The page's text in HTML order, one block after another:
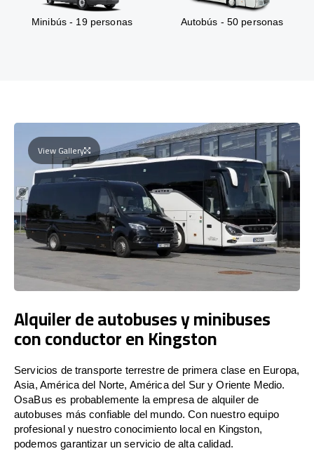
Minibús - 19 personas Autobús - 50 personas
View Gallery
Alquiler de autobuses y minibuses
con conductor en Kingston
Servicios de transporte terrestre de primera clase en Europa,
Asia, América del Norte, América del Sur y Oriente Medio.
OsaBus es probablemente la empresa de alquiler de
autobuses más confiable del mundo. Con nuestro equipo
profesional y nuestro conocimiento local en Kingston,
podemos garantizar un servicio de alta calidad.